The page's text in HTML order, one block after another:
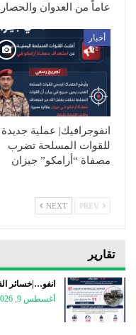
عاماً من العدوان والحصار
أخبار
انفوجرافيك| عملية جديدة
للقوات المسلحة تضرب
مصفاة “أرامكو” جيزان
NEXT
تقارير
انفو…|خسائر
أغسطس 9, 2026